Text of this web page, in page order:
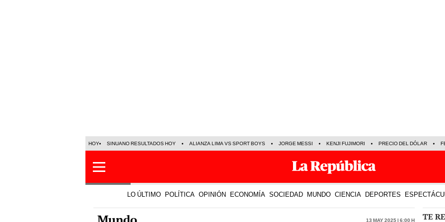
LO ÚLTIMO POLÍTICA OPINIÓN ECONOMÍA SOCIEDAD MUNDO CIENCIA DEPORTES
Mundo 13 May 2025 | 6:00 h